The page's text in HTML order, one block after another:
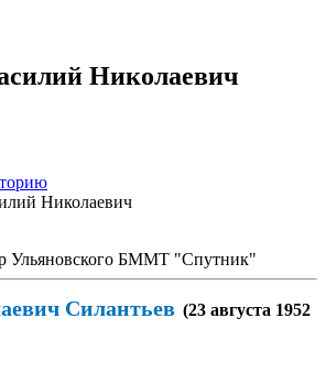
Николаевич
Николаевич
Ульяновского БММТ "Спутник"
Силантьев (23 августа 1952